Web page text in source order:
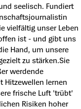
seelisch. Fundiert
vielfältig unser Leben
ist - und gibt uns
Hand, um unsere
zu stärken.Sie
werdende
Hitzewellen lernen
frische Luft 'trübt'
Risiken hoher